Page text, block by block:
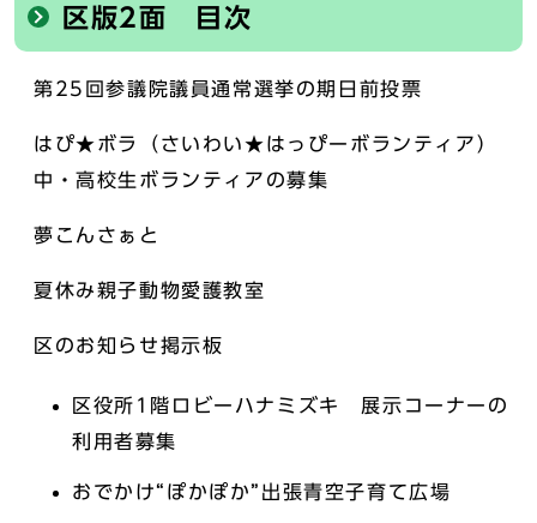
区版2面 目次
第25回参議院議員通常選挙の期日前投票
はぴ★ボラ（さいわい★はっぴーボランティア）
中・高校生ボランティアの募集
夢こんさぁと
夏休み親子動物愛護教室
区のお知らせ掲示板
区役所1階ロビーハナミズキ 展示コーナーの
利用者募集
おでかけ“ぽかぽか”出張青空子育て広場